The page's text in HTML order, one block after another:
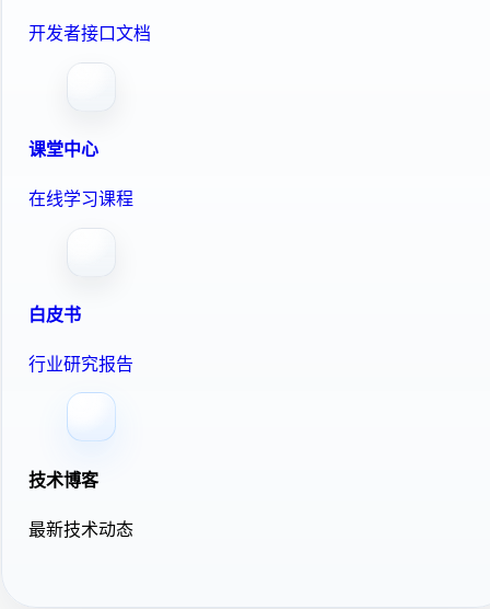
开发者接口文档
课堂中心
在线学习课程
白皮书
行业研究报告
技术博客
最新技术动态